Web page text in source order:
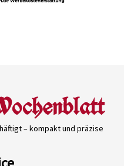
– kompakt und präzise